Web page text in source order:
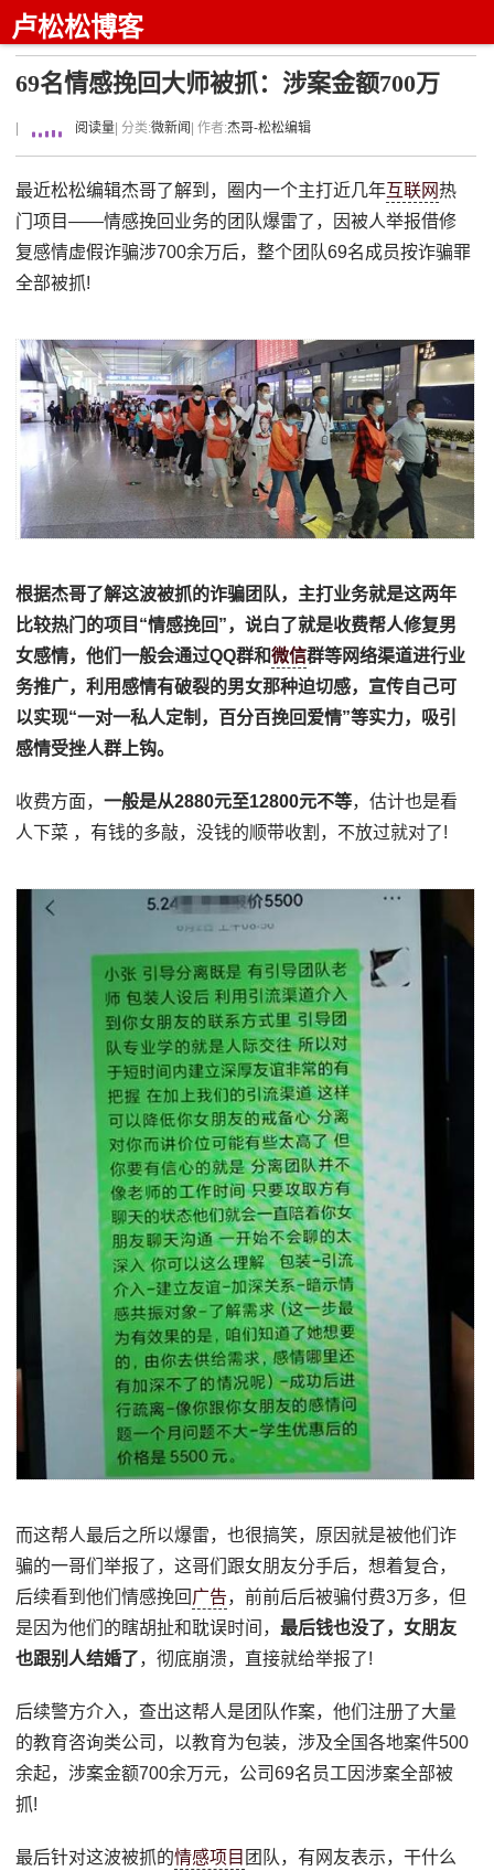
卢松松博客
69名情感挽回大师被抓：涉案金额700万
阅读量 | 分类:微新闻 | 作者:杰哥-松松编辑
最近松松编辑杰哥了解到，圈内一个主打近几年互联网热
门项目——情感挽回业务的团队爆雷了，因被人举报借修
复感情虚假诈骗涉700余万后，整个团队69名成员按诈骗罪
全部被抓!
根据杰哥了解这波被抓的诈骗团队，主打业务就是这两年
比较热门的项目“情感挽回”，说白了就是收费帮人修复男
女感情，他们一般会通过QQ群和微信群等网络渠道进行业
务推广，利用感情有破裂的男女那种迫切感，宣传自己可
以实现“一对一私人定制，百分百挽回爱情”等实力，吸引
感情受挫人群上钩。
收费方面，一般是从2880元至12800元不等，估计也是看
人下菜 ，有钱的多敲，没钱的顺带收割，不放过就对了!
而这帮人最后之所以爆雷，也很搞笑，原因就是被他们诈
骗的一哥们举报了，这哥们跟女朋友分手后，想着复合，
后续看到他们情感挽回 广告，前前后后被骗付费3万多，但
是因为他们的瞎胡扯和耽误时间，最后钱也没了，女朋友
也跟别人结婚了，彻底崩溃，直接就给举报了!
后续警方介入，查出这帮人是团队作案，他们注册了大量
的教育咨询类公司，以教育为包装，涉及全国各地案件500
余起，涉案金额700余万元，公司69名员工因涉案全部被
抓!
最后针对这波被抓的情感项目 团队，有网友表示，干什么